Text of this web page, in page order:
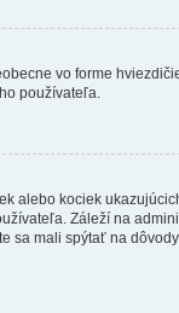
vo forme
používateľa.
alebo kociek
Záleží na
sa mali spýtať na